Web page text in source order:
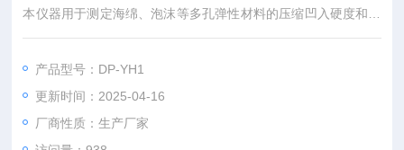
本仪器用于测定海绵、泡沫等多孔弹性材料的压缩凹入硬度和计
算压陷比。
产品型号：DP-YH1
更新时间：2025-04-16
厂商性质：生产厂家